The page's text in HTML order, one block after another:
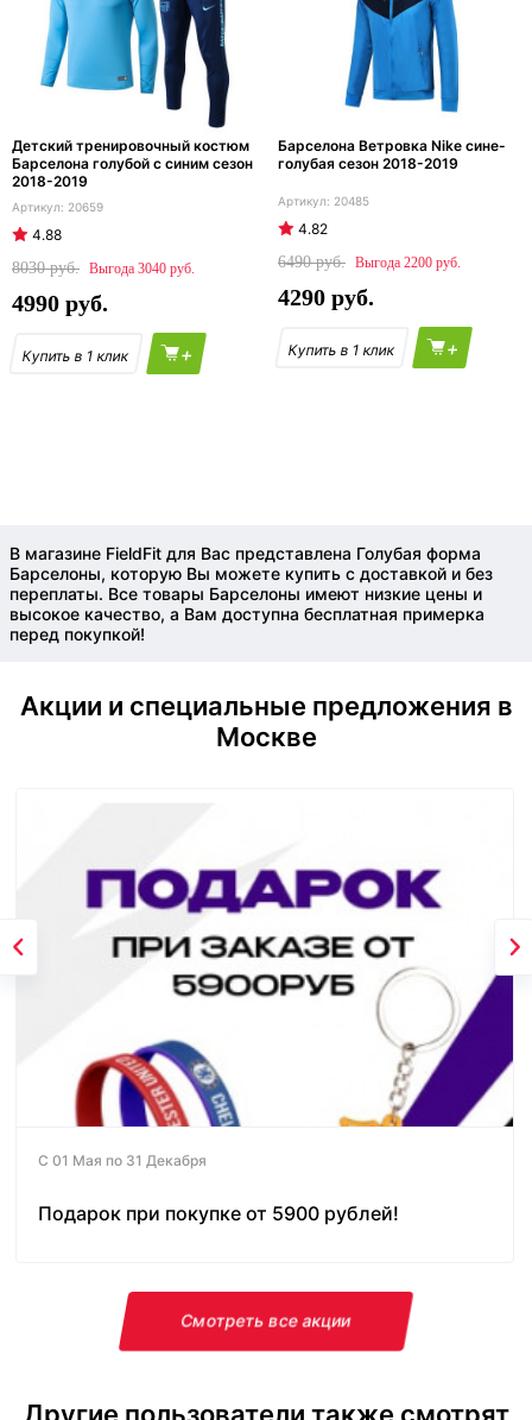
Детский тренировочный костюм
Барселона голубой с синим сезон
2018-2019
20659
4.88
8030
3040
4990
+
Барселона Ветровка Nike сине-
голубая сезон 2018-2019
20485
4.82
6490
2200
4290
+
В магазине FieldFit для Вас представлена Голубая форма
Барселоны, которую Вы можете купить с доставкой и без
переплаты. Все товары Барселоны имеют низкие цены и
высокое качество, а Вам доступна бесплатная примерка
перед покупкой!
Акции и специальные предложения в
Москве
С 01 Мая по 31 Декабря
Подарок при покупке от 5900 рублей!
Смотреть все акции